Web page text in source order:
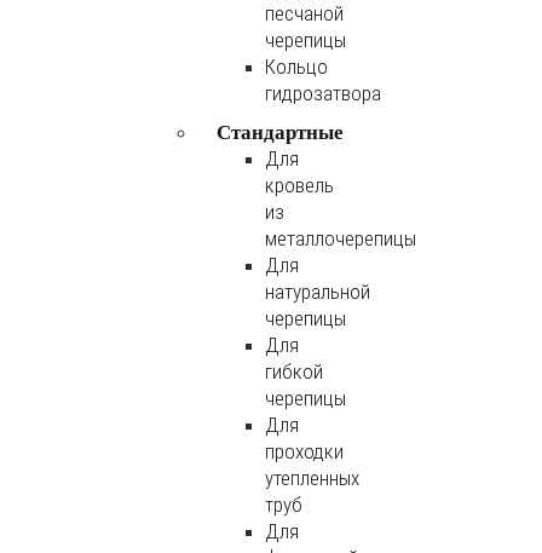
песчаной
черепицы
Кольцо
гидрозатвора
Стандартные
Для
кровель
из
металлочерепицы
Для
натуральной
черепицы
Для
гибкой
черепицы
Для
проходки
утепленных
труб
Для